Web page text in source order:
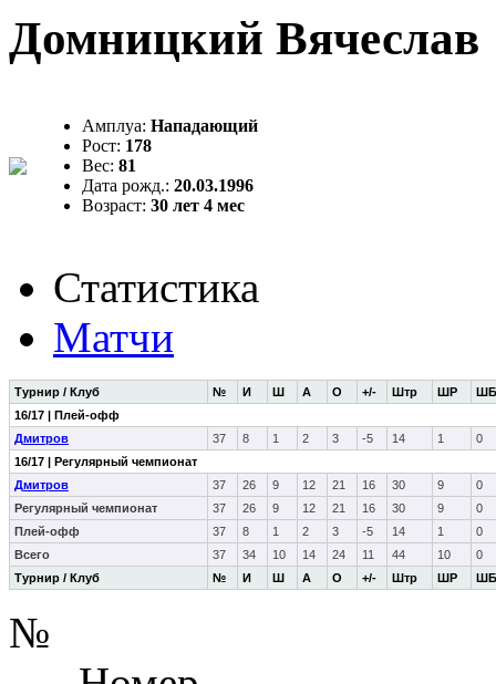
Домницкий Вячеслав
Амплуа: Нападающий
Рост: 178
Вес: 81
Дата рожд.: 20.03.1996
Возраст: 30 лет 4 мес
Статистика
Матчи
Турнир / Клуб № И Ш А О +/- Штр ШР ШБ
Турнир / Клуб № И Ш А О +/- Штр ШР ШБ
16/17 | Плей-офф
Дмитров
37 8 1 2 3 -5 14 1
0
16/17 | Регулярный чемпионат
Дмитров
37 26 9 12 21 16 30 9
0
Регулярный чемпионат
37 26 9 12 21 16 30 9
0
Плей-офф
37 8 1 2 3 -5 14 1
0
Всего
37 34 10 14 24 11 44 10 0
№